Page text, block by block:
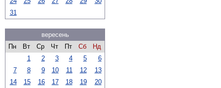
31
вересень
Пн
Вт Ср Чт Пт Сб
Нд
1
2 3 4 5
6
7
8 9 10 11 12
13
14
15 16 17 18 19
20